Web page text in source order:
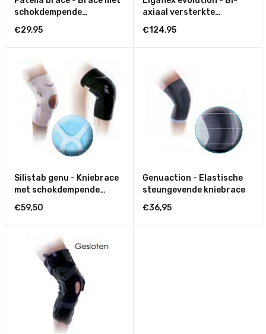
schokdempende
knieschijfgeleiding
€29,95
axiaal versterkte
kniebrace - Open
€124,95
Silistab genu - Kniebrace
met schokdempende
knieschijfgeleiding -
Gesloten
€59,50
Genuaction - Elastische
steungevende kniebrace
€36,95